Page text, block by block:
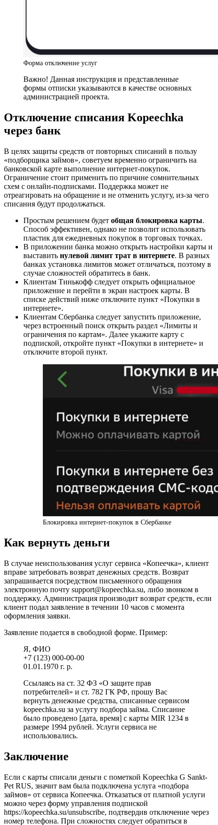
Форма отключение услуг
Важно! Данная инструкция и представленные
формы отписки указываются в качестве основных
администрацией проекта.
Отключение списания Kopeechka
через банк
В целях защиты средств от повторных списаний в пользу
«подборщика займов», советуем временно ограничить на
банковской карте выполнение интернет-покупок.
Ограничение стоит применить по причине сомнительных
схем с онлайн-подписками. Поддержка может не
отреагировать на обращение и не отменить услугу, из-за чего
списания будут продолжаться.
Простым решением будет общая блокировка карты.
Способ эффективен, однако не позволит использовать
пластик для ежедневных покупок в торговых точках.
В приложении банка можно открыть настройки карты и
выставить нулевой лимит трат в интернете. В разных
банках установка лимитов может отличаться, поэтому в
случае сложностей обратитесь в банк.
Клиентам Тинькофф следует открыть официальное
приложение и перейти в экран настроек карты. В
списке действий ниже отключите пункт «Покупки в
интернете».
Клиентам Сбербанка следует запустить приложение,
через встроенный поиск открыть раздел «Лимиты и
ограничения по картам». Далее укажите карту с
подпиской, откройте пункт «Покупки в интернете» и
отключите второй пункт.
Блокировка интернет-покупок в Сбербанке
Как вернуть деньги
В случае неиспользования услуг сервиса «Копеечка», клиент
вправе затребовать возврат денежных средств. Возврат
запрашивается посредством письменного обращения
электронную почту support@kopeechka.su, либо звонком в
поддержку. Администрация производит возврат средств, если
клиент подал заявление в течении 10 часов с момента
оформления заявки.
Заявление подается в свободной форме. Пример:
Я, ФИО
+7 (123) 000-00-00
01.01.1970 г. р.
Ссылаясь на ст. 32 ФЗ «О защите прав
потребителей» и ст. 782 ГК РФ, прошу Вас
вернуть денежные средства, списанные сервисом
kopeechka.su за услугу подбора займа. Списание
было проведено [дата, время] с карты MIR 1234 в
размере 1994 рублей. Услуги сервиса не
использовались.
Заключение
Если с карты списали деньги с пометкой Kopeechka G Sankt-
Pet RUS, значит вам была подключена услуга «подбора
займов» от сервиса Копеечка. Отказаться от платной услуги
можно через форму управления подпиской
https://kopeechka.su/unsubscribe, подтвердив отключение через
номер телефона. При сложностях следует обратиться в